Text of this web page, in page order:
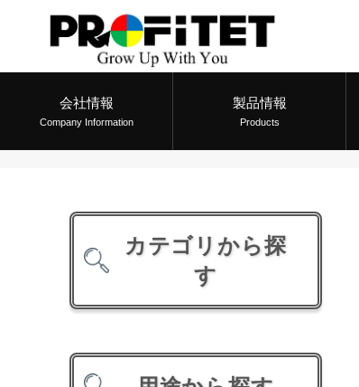
会社情報
Company Information
製品情報
Products
カテゴリから探
す